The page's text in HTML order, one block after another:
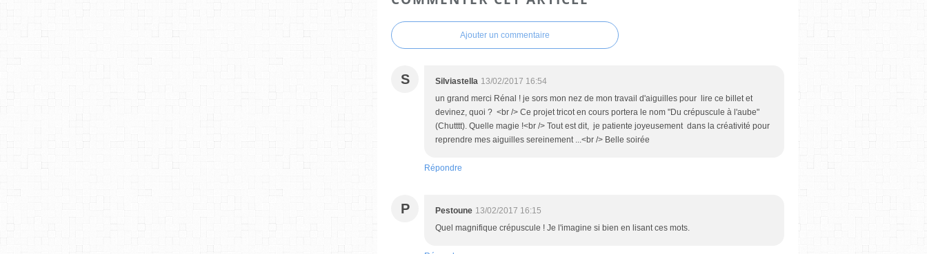
Ajouter un commentaire
S Silviastella 13/02/2017 16:54
un grand merci Rénal ! je sors mon nez de mon travail d'aiguilles pour lire ce billet et
devinez, quoi ? <br /> Ce projet tricot en cours portera le nom "Du crépuscule à l'aube"
(Chutttt). Quelle magie !<br /> Tout est dit, je patiente joyeusement dans la créativité pour
reprendre mes aiguilles sereinement ...<br /> Belle soirée
Répondre
P Pestoune 13/02/2017 16:15
Quel magnifique crépuscule ! Je l'imagine si bien en lisant ces mots.